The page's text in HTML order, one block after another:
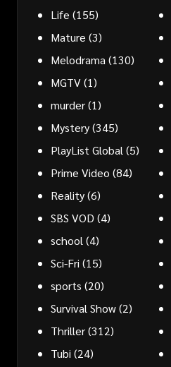
Life (155)
Mature (3)
Melodrama (130)
MGTV(1)
murder(1)
Mystery(345)
PlayList Global (5)
Prime Video (84)
Reality(6)
SBS VOD (4)
school (4)
Sci-Fri (15)
sports (20)
Survival Show(2)
Thriller(312)
Tubi (24)